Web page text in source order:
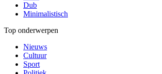
Dub
Minimalistisch
Top onderwerpen
Nieuws
Cultuur
Sport